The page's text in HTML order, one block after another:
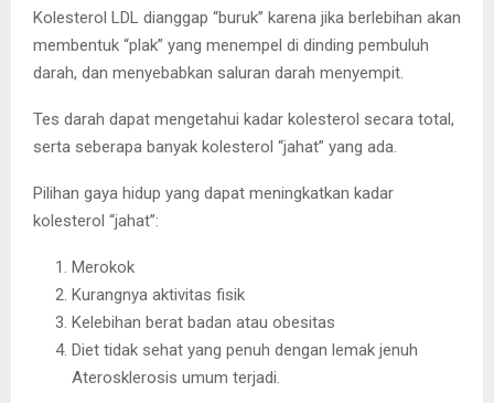
Kolesterol LDL dianggap “buruk” karena jika berlebihan akan
membentuk “plak” yang menempel di dinding pembuluh
darah, dan menyebabkan saluran darah menyempit.
Tes darah dapat mengetahui kadar kolesterol secara total,
serta seberapa banyak kolesterol “jahat” yang ada.
Pilihan gaya hidup yang dapat meningkatkan kadar
kolesterol “jahat”:
Merokok
Kurangnya aktivitas fisik
Kelebihan berat badan atau obesitas
Diet tidak sehat yang penuh dengan lemak jenuh
Aterosklerosis umum terjadi.